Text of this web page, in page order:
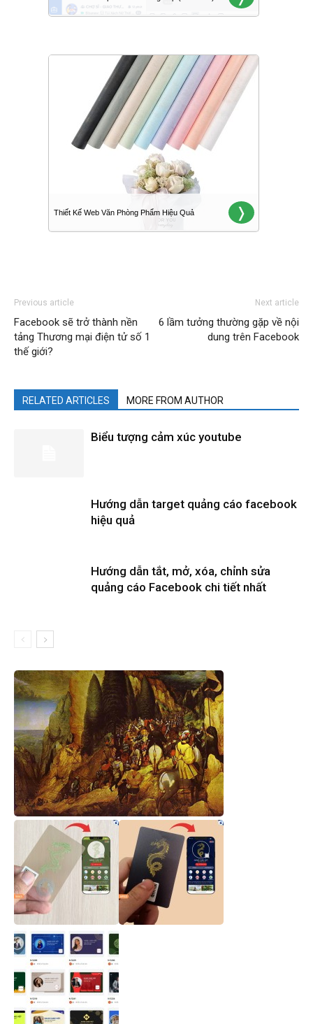
Previous article
Facebook sẽ trở thành nền
tảng Thương mại điện tử số 1
thế giới?
Next article
6 lầm tưởng thường gặp về nội
dung trên Facebook
RELATED ARTICLES MORE FROM AUTHOR
Biểu tượng cảm xúc youtube
Hướng dẫn target quảng cáo facebook
hiệu quả
Hướng dẫn tắt, mở, xóa, chỉnh sửa
quảng cáo Facebook chi tiết nhất